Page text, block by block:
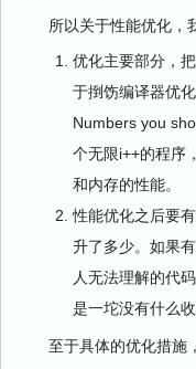
所以关于性能优化，
优化主要部分，
于捯饬编译器优
Numbers you
个无限i++的程序
和内存的性能。
性能优化之后要
升了多少。如果
人无法理解的代
是一坨没有什么收
至于具体的优化措施